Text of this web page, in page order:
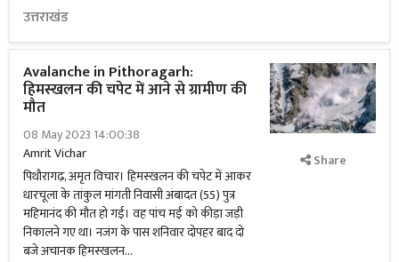
उत्तराखंड
Avalanche in Pithoragarh:
हिमस्खलन की चपेट में आने से ग्रामीण की
मौत
08 May 2023 14:00:38
Amrit Vichar
पिथौरागढ़, अमृत विचार। हिमस्खलन की चपेट में आकर
धारचूला के तांकुल मांगती निवासी अंबादत (55) पुत्र
महिमानंद की मौत हो गई। वह पांच मई को कीड़ा जड़ी
निकालने गए था। नजंग के पास शनिवार दोपहर बाद दो
बजे अचानक हिमस्खलन...
Share